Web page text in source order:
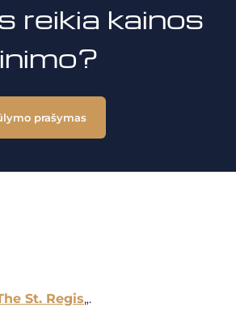
reikia kainos
prašymas
St. Regis„.